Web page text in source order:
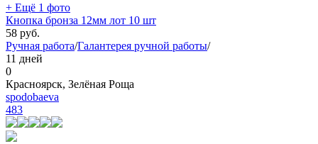
+ Ещё 1 фото
Кнопка бронза 12мм лот 10 шт
58 руб.
Ручная работа/Галантерея ручной работы/
11 дней
0
Красноярск, Зелёная Роща
spodobaeva
483